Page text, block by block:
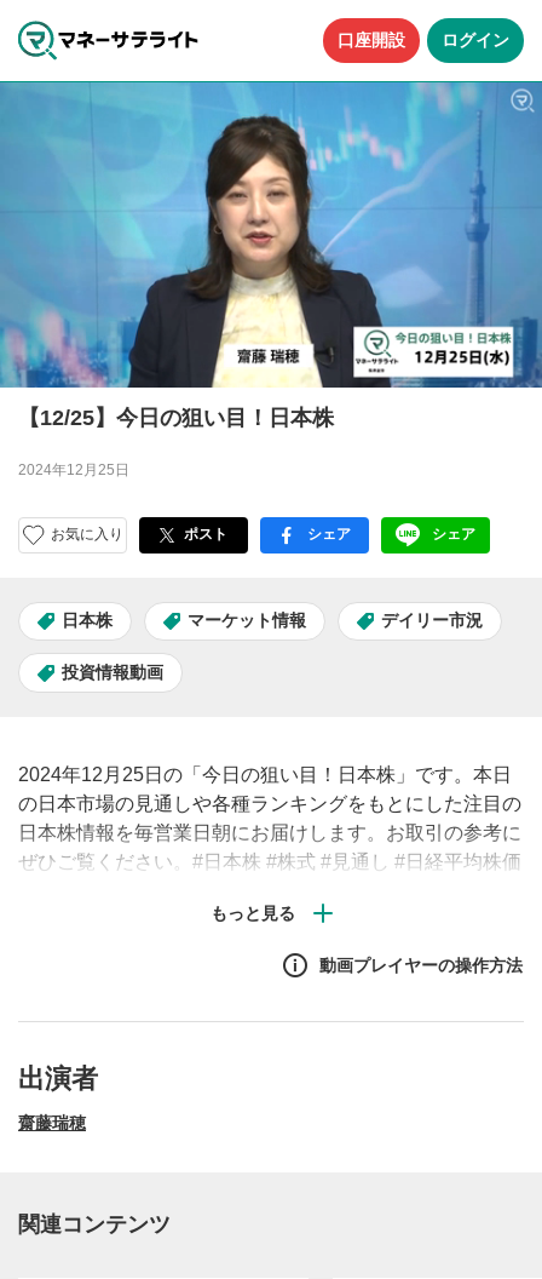
口座開設 ログイン
【12/25】今日の狙い目！日本株
2024年12月25日
お気に入り ポスト facebook
シェア LINE
シェア
日本株 マーケット情報 デイリー市況
投資情報動画
2024年12月25日の「今日の狙い目！日本株」です。本日
の日本市場の見通しや各種ランキングをもとにした注目の
日本株情報を毎営業日朝にお届けします。お取引の参考に
ぜひご覧ください。#日本株 #株式 #見通し #日経平均株価
動画プレイヤーの操作方法
出演者
齋藤瑞穂
関連コンテンツ